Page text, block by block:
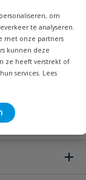
om
te analyseren.
met onze partners
kunnen deze
ze heeft verstrekt of
services. Lees